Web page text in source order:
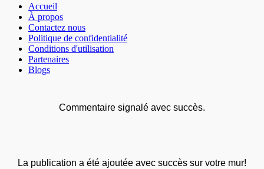
Accueil
À propos
Contactez nous
Politique de confidentialité
Conditions d'utilisation
Partenaires
Blogs
Commentaire signalé avec succès.
La publication a été ajoutée avec succès sur votre mur!